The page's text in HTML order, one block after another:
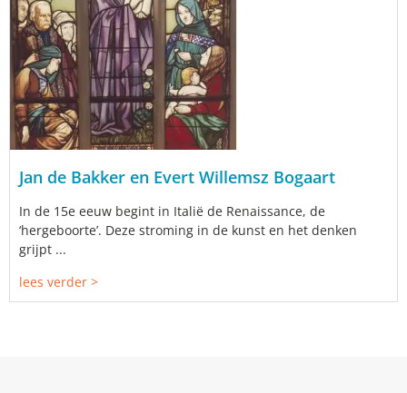
Jan de Bakker en Evert Willemsz Bogaart
In de 15e eeuw begint in Italië de Renaissance, de
‘hergeboorte’. Deze stroming in de kunst en het denken
grijpt ...
lees verder >